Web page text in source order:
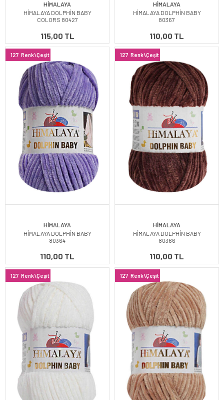
HİMALAYA
HİMALAYA DOLPHİN BABY
COLORS 80427
115,00 TL
HİMALAYA
HİMALAYA DOLPHİN BABY
80367
110,00 TL
127 Renk\Çeşit
HİMALAYA
HİMALAYA DOLPHİN BABY
80364
110,00 TL
127 Renk\Çeşit
HİMALAYA
HİMALAYA DOLPHİN BABY
80366
110,00 TL
127 Renk\Çeşit 127 Renk\Çeşit